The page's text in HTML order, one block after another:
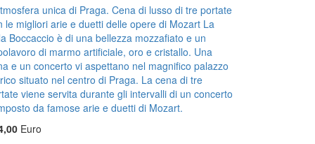
unica di Praga. Cena di lusso di tre portate
le migliori arie e duetti delle opere di Mozart La
Boccaccio è di una bellezza mozzafiato e un
di marmo artificiale, oro e cristallo. Una
e un concerto vi aspettano nel magnifico palazzo
situato nel centro di Praga. La cena di tre
viene servita durante gli intervalli di un concerto
da famose arie e duetti di Mozart.
Euro